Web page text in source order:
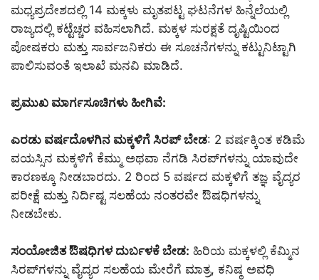
ಮಧ್ಯಪ್ರದೇಶದಲ್ಲಿ 14 ಮಕ್ಕಳು ಮೃತಪಟ್ಟ ಘಟನೆಗಳ ಹಿನ್ನೆಲೆಯಲ್ಲಿ
ರಾಜ್ಯದಲ್ಲಿ ಕಟ್ಟೆಚ್ಚರ ವಹಿಸಲಾಗಿದೆ. ಮಕ್ಕಳ ಸುರಕ್ಷತೆ ದೃಷ್ಟಿಯಿಂದ
ಪೋಷಕರು ಮತ್ತು ಸಾರ್ವಜನಿಕರು ಈ ಸೂಚನೆಗಳನ್ನು ಕಟ್ಟುನಿಟ್ಟಾಗಿ
ಪಾಲಿಸುವಂತೆ ಇಲಾಖೆ ಮನವಿ ಮಾಡಿದೆ.
ಪ್ರಮುಖ ಮಾರ್ಗಸೂಚಿಗಳು ಹೀಗಿವೆ:
ಎರಡು ವರ್ಷದೊಳಗಿನ ಮಕ್ಕಳಿಗೆ ಸಿರಪ್ ಬೇಡ: 2 ವರ್ಷಕ್ಕಿಂತ ಕಡಿಮೆ
ವಯಸ್ಸಿನ ಮಕ್ಕಳಿಗೆ ಕೆಮ್ಮು ಅಥವಾ ನೆಗಡಿ ಸಿರಪ್‌ಗಳನ್ನು ಯಾವುದೇ
ಕಾರಣಕ್ಕೂ ನೀಡಬಾರದು. 2 ರಿಂದ 5 ವರ್ಷದ ಮಕ್ಕಳಿಗೆ ತಜ್ಞ ವೈದ್ಯರ
ಪರೀಕ್ಷೆ ಮತ್ತು ನಿರ್ದಿಷ್ಟ ಸಲಹೆಯ ನಂತರವೇ ಔಷಧಿಗಳನ್ನು
ನೀಡಬೇಕು.
ಸಂಯೋಜಿತ ಔಷಧಿಗಳ ದುರ್ಬಳಕೆ ಬೇಡ: ಹಿರಿಯ ಮಕ್ಕಳಲ್ಲಿ ಕೆಮ್ಮಿನ
ಸಿರಪ್‌ಗಳನ್ನು ವೈದ್ಯರ ಸಲಹೆಯ ಮೇರೆಗೆ ಮಾತ್ರ, ಕನಿಷ್ಠ ಅವಧಿ